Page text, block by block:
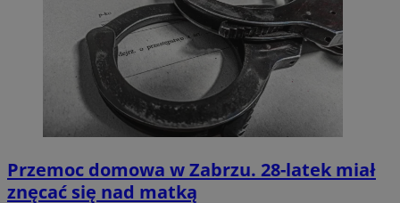
Przemoc domowa w Zabrzu. 28-latek miał
znęcać się nad matką